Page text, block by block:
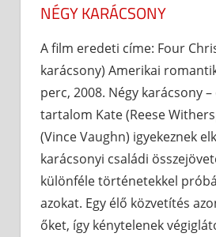
NÉGY KARÁCSONY
A film eredeti címe: Four
karácsony) Amerikai
perc, 2008. Négy karácsony
tartalom Kate (Reese
(Vince Vaughn) igyekeznek
karácsonyi családi
különféle történetekkel
azokat. Egy élő közvetítés
őket, így kénytelenek